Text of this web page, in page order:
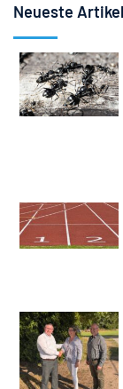
Neueste Artikel